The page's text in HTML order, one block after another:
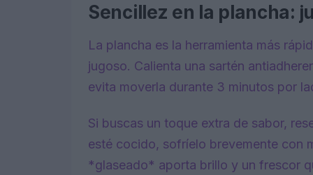
Sencillez en la plancha:
La plancha es la herramienta más
jugoso. Calienta una sartén
evita moverla durante 3 minutos por
Si buscas un toque extra de sabor,
esté cocido, sofríelo brevemente con
*glaseado* aporta brillo y un frescor